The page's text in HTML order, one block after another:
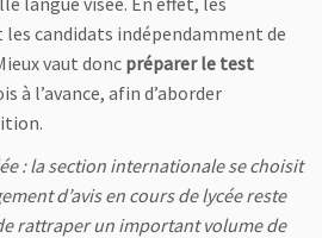
candidats indépendamment de
vaut donc préparer le test
à l’avance, afin d’aborder
: la section internationale se choisit
d’avis en cours de lycée reste
rattraper un important volume de